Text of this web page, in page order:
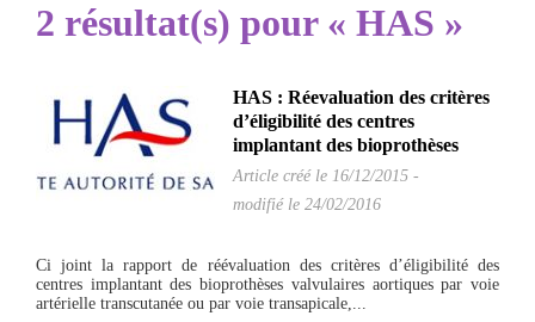
2 résultat(s) pour « HAS »
HAS : Réevaluation des critères
d’éligibilité des centres
implantant des bioprothèses
Article créé le 16/12/2015 -
modifié le 24/02/2016
Ci joint la rapport de réévaluation des critères d’éligibilité des
centres implantant des bioprothèses valvulaires aortiques par voie
artérielle transcutanée ou par voie transapicale,...